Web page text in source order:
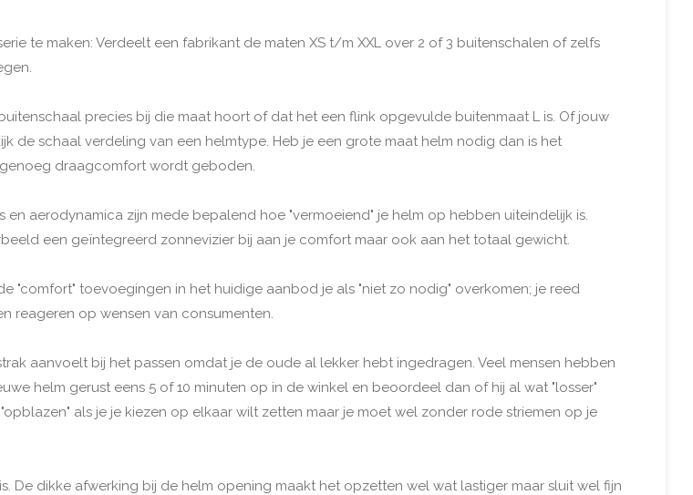
te maken: Verdeelt een fabrikant de maten XS t/m XXL over 2 of 3 buitenschalen of zelfs
precies bij die maat hoort of dat het een flink opgevulde buitenmaat L is. Of jouw
de schaal verdeling van een helmtype. Heb je een grote maat helm nodig dan is het
draagcomfort wordt geboden.
aerodynamica zijn mede bepalend hoe "vermoeiend" je helm op hebben uiteindelijk is.
een geïntegreerd zonnevizier bij aan je comfort maar ook aan het totaal gewicht.
"comfort" toevoegingen in het huidige aanbod je als "niet zo nodig" overkomen; je reed
reageren op wensen van consumenten.
aanvoelt bij het passen omdat je de oude al lekker hebt ingedragen. Veel mensen hebben
helm gerust eens 5 of 10 minuten op in de winkel en beoordeel dan of hij al wat "losser"
als je je kiezen op elkaar wilt zetten maar je moet wel zonder rode striemen op je
dikke afwerking bij de helm opening maakt het opzetten wel wat lastiger maar sluit wel fijn